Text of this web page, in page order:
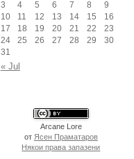
3
4 5 6 7 8
9
10
11 12 13 14 15
16
17
18 19 20 21 22
23
24
25 26 27 28 29
30
31
« Jul
Arcane Lore
от Ясен Праматаров
Някои права запазени